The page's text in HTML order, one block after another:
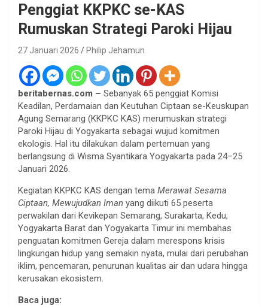
Penggiat KKPKC se-KAS
Rumuskan Strategi Paroki Hijau
27 Januari 2026 Philip Jehamun
beritabernas.com – Sebanyak 65 penggiat Komisi
Keadilan, Perdamaian dan Keutuhan Ciptaan se-Keuskupan
Agung Semarang (KKPKC KAS) merumuskan strategi
Paroki Hijau di Yogyakarta sebagai wujud komitmen
ekologis. Hal itu dilakukan dalam pertemuan yang
berlangsung di Wisma Syantikara Yogyakarta pada 24–25
Januari 2026.
Kegiatan KKPKC KAS dengan tema Merawat Sesama
Ciptaan, Mewujudkan Iman yang diikuti 65 peserta
perwakilan dari Kevikepan Semarang, Surakarta, Kedu,
Yogyakarta Barat dan Yogyakarta Timur ini membahas
penguatan komitmen Gereja dalam merespons krisis
lingkungan hidup yang semakin nyata, mulai dari perubahan
iklim, pencemaran, penurunan kualitas air dan udara hingga
kerusakan ekosistem.
Baca juga: